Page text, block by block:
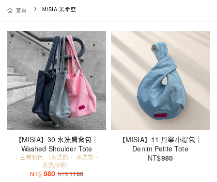
首頁 MISIA 米希亞
【MISIA】30 水洗肩背包｜
Washed Shoulder Tote
｜三種顏色 （水洗粉、 水洗灰、
水洗丹寧）
NT$ 980 NT$1180
【MISIA】11 丹寧小提包｜
Denim Petite Tote
NT$980